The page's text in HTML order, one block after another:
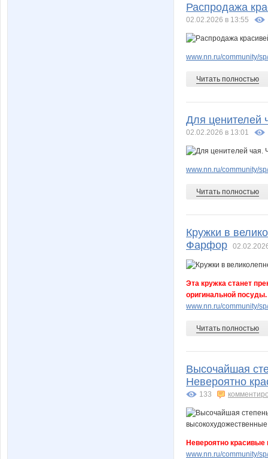
Распродажа
02.02.2026 в 13:55
www.nn.ru/community/
Читать полностью
Для ценителей
02.02.2026 в 13:01
www.nn.ru/community/
Читать полностью
Кружки в
Фарфор
Эта кружка станет
оригинальной посуды.
www.nn.ru/community/
Читать полностью
Высочайшая
Невероятно
133
Невероятно
www.nn.ru/community/